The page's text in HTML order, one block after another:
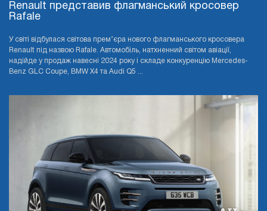
Renault представив флагманський кросовер
Rafale
У світі відбулася світова прем’єра нового флагманського кросовера
Renault під назвою Rafale. Автомобіль, натхненний світом авіації,
надійде у продаж навесні 2024 року і складе конкуренцію Mercedes-
Benz GLC Coupe, BMW X4 та Audi Q5 ...